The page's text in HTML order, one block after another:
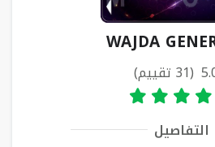
WAJDA
التفاصيل